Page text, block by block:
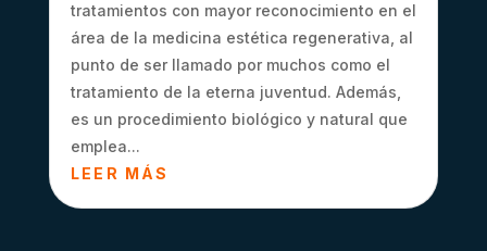
tratamientos con mayor reconocimiento en el
área de la medicina estética regenerativa, al
punto de ser llamado por muchos como el
tratamiento de la eterna juventud. Además,
es un procedimiento biológico y natural que
emplea...
LEER MÁS